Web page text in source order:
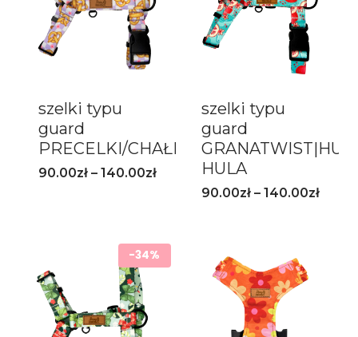
szelki typu
guard
PRECELKI/CHAŁECZKI
90.00zł – 140.00zł
szelki typu
guard
HULA
90.00zł – 140.00zł
-34%